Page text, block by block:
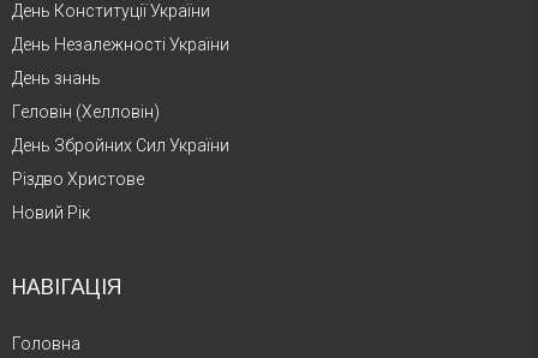
День Конституції України
День Незалежності України
День знань
Геловін (Хелловін)
День Збройних Сил України
Різдво Христове
Новий Рік
НАВІГАЦІЯ
Головна